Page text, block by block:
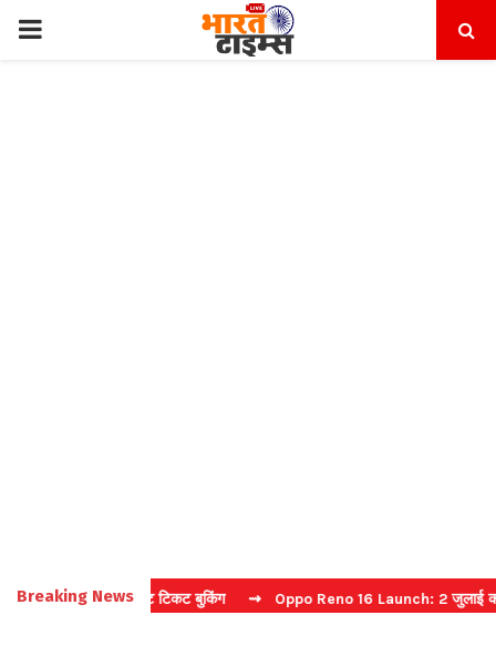
PRIMARY
Breaking News
कैप्चा करें फास्ट टिकट बुकिंग ⇝ Oppo Reno 16 Launch: 2 जुलाई को भारत